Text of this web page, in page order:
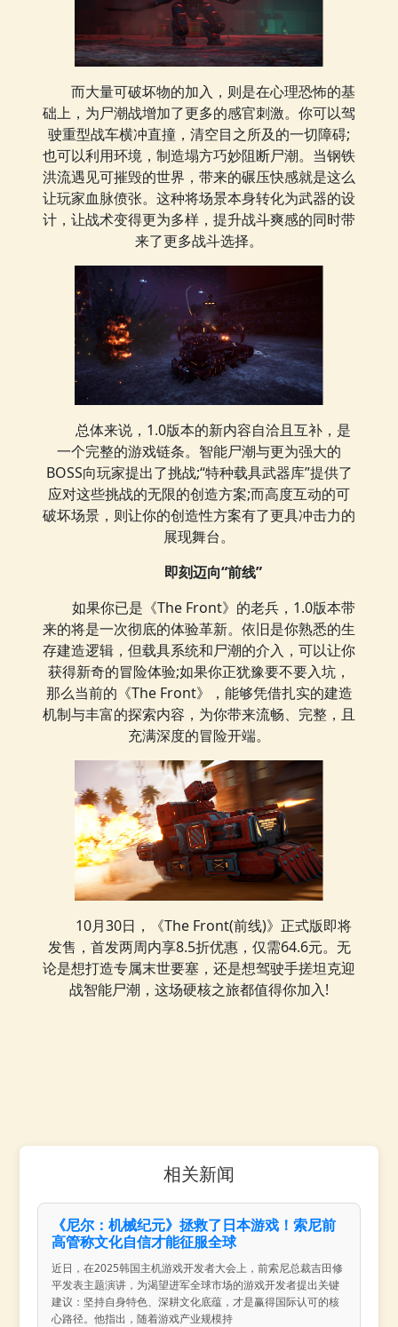
而大量可破坏物的加入，则是在心理恐怖的基
础上，为尸潮战增加了更多的感官刺激。你可以驾
驶重型战车横冲直撞，清空目之所及的一切障碍;
也可以利用环境，制造塌方巧妙阻断尸潮。当钢铁
洪流遇见可摧毁的世界，带来的碾压快感就是这么
让玩家血脉偾张。这种将场景本身转化为武器的设
计，让战术变得更为多样，提升战斗爽感的同时带
来了更多战斗选择。
总体来说，1.0版本的新内容自洽且互补，是
一个完整的游戏链条。智能尸潮与更为强大的
BOSS向玩家提出了挑战;“特种载具武器库”提供了
应对这些挑战的无限的创造方案;而高度互动的可
破坏场景，则让你的创造性方案有了更具冲击力的
展现舞台。
即刻迈向“前线”
如果你已是《The Front》的老兵，1.0版本带
来的将是一次彻底的体验革新。依旧是你熟悉的生
存建造逻辑，但载具系统和尸潮的介入，可以让你
获得新奇的冒险体验;如果你正犹豫要不要入坑，
那么当前的《The Front》，能够凭借扎实的建造
机制与丰富的探索内容，为你带来流畅、完整，且
充满深度的冒险开端。
10月30日，《The Front(前线)》正式版即将
发售，首发两周内享8.5折优惠，仅需64.6元。无
论是想打造专属末世要塞，还是想驾驶手搓坦克迎
战智能尸潮，这场硬核之旅都值得你加入!
相关新闻
《尼尔：机械纪元》拯救了日本游戏！索尼前
高管称文化自信才能征服全球
近日，在2025韩国主机游戏开发者大会上，前索尼总裁吉田修
平发表主题演讲，为渴望进军全球市场的游戏开发者提出关键
建议：坚持自身特色、深耕文化底蕴，才是赢得国际认可的核
心路径。他指出，随着游戏产业规模持